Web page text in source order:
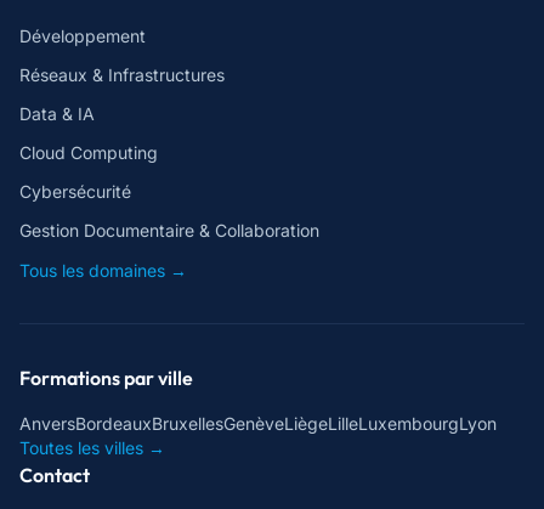
Développement
Réseaux & Infrastructures
Data & IA
Cloud Computing
Cybersécurité
Gestion Documentaire & Collaboration
Tous les domaines →
Formations par ville
AnversBordeauxBruxellesGenèveLiègeLilleLuxembourgLyon
Toutes les villes →
Contact